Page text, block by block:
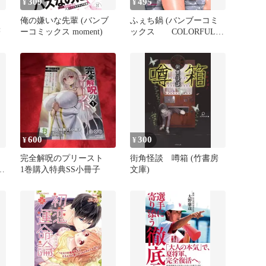
¥ 309
俺の嫌いな先輩 (バンブ
ーコミックス moment)
¥ 495
ふぇち鍋 (バンブーコミ
ックス COLORFUL
¥600
完全解呪のプリースト
1巻購入特典SS小冊子
¥300
街角怪談 噂箱 (竹書房
文庫)